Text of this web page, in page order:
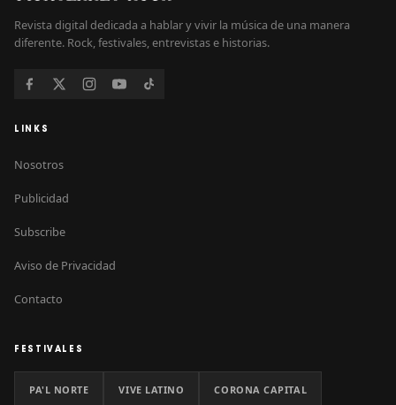
Revista digital dedicada a hablar y vivir la música de una manera
diferente. Rock, festivales, entrevistas e historias.
LINKS
Nosotros
Publicidad
Subscribe
Aviso de Privacidad
Contacto
FESTIVALES
PA'L NORTE VIVE LATINO CORONA CAPITAL